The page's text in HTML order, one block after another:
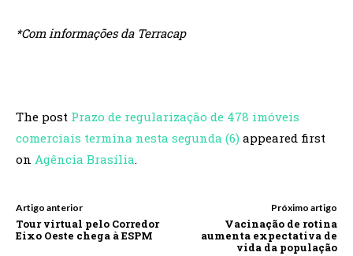
*Com informações da Terracap
The post Prazo de regularização de 478 imóveis
comerciais termina nesta segunda (6) appeared first
on Agência Brasília.
Artigo anterior
Tour virtual pelo Corredor
Eixo Oeste chega à ESPM
Próximo artigo
Vacinação de rotina
aumenta expectativa de
vida da população